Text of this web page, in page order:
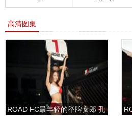
高清图集
ROAD FC最年轻的举牌女郎 孔